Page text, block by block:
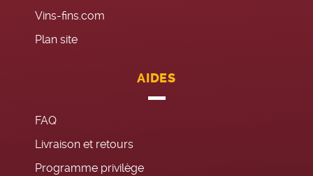
Vins-fins.com
Plan site
AIDES
FAQ
Livraison et retours
Programme privilège